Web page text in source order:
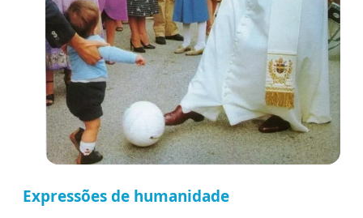
Expressões de humanidade